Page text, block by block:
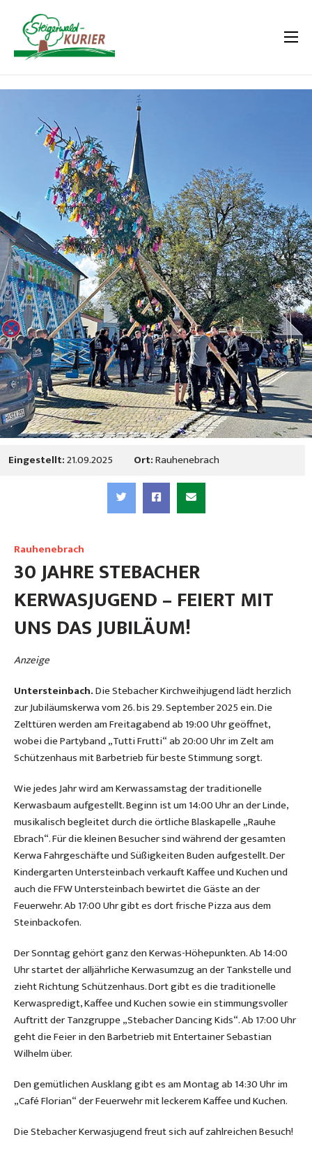
Eingestellt:21.09.2025 Ort:Rauhenebrach
Rauhenebrach
30 JAHRE STEBACHER
KERWASJUGEND – FEIERT MIT
UNS DAS JUBILÄUM!
Anzeige
Untersteinbach.Die Stebacher Kirchweihjugend lädt herzlich
zur Jubiläumskerwa vom 26. bis 29. September 2025 ein. Die
Zelttüren werden am Freitagabend ab 19:00 Uhr geöffnet,
wobei die Partyband „Tutti Frutti“ ab 20:00 Uhr im Zelt am
Schützenhaus mit Barbetrieb für beste Stimmung sorgt.
Wie jedes Jahr wird am Kerwassamstag der traditionelle
Kerwasbaum aufgestellt. Beginn ist um 14:00 Uhr an der Linde,
musikalisch begleitet durch die örtliche Blaskapelle „Rauhe
Ebrach“. Für die kleinen Besucher sind während der gesamten
Kerwa Fahrgeschäfte und Süßigkeiten Buden aufgestellt. Der
Kindergarten Untersteinbach verkauft Kaffee und Kuchen und
auch die FFW Untersteinbach bewirtet die Gäste an der
Feuerwehr. Ab 17:00 Uhr gibt es dort frische Pizza aus dem
Steinbackofen.
Der Sonntag gehört ganz den Kerwas-Höhepunkten. Ab 14:00
Uhr startet der alljährliche Kerwasumzug an der Tankstelle und
zieht Richtung Schützenhaus. Dort gibt es die traditionelle
Kerwaspredigt, Kaffee und Kuchen sowie ein stimmungsvoller
Auftritt der Tanzgruppe „Stebacher Dancing Kids“. Ab 17:00 Uhr
geht die Feier in den Barbetrieb mit Entertainer Sebastian
Wilhelm über.
Den gemütlichen Ausklang gibt es am Montag ab 14:30 Uhr im
„Café Florian“ der Feuerwehr mit leckerem Kaffee und Kuchen.
Die Stebacher Kerwasjugend freut sich auf zahlreichen Besuch!